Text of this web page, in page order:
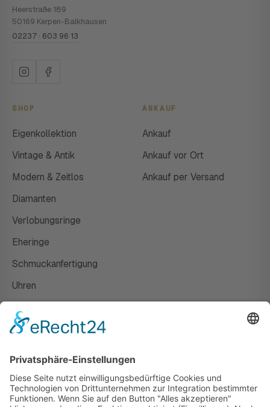
Heerstraße 189
50169 Kerpen-Balkhausen
02237 · 603 96 13
SHOP
Eigenkollektion
Vintage & Antik
Modern & Zeitlos
Diamanten
Verlobungsringe
Eheringe
Schmuckanfertigung
Uhren
ANKAUF
Ankauf
Ankauf vor Ort
Ankauf per Versand
Susanne Steiger
Geschäfte